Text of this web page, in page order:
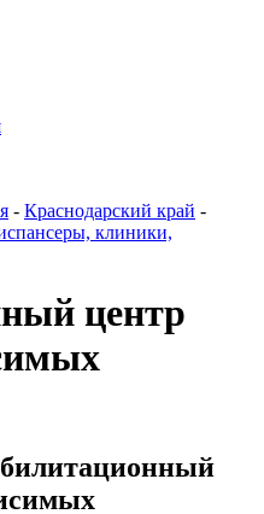
- Краснодарский край -
клиники,
центр